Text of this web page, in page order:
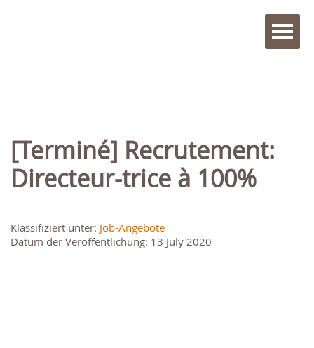
[Terminé] Recrutement:
Directeur-trice à 100%
Klassifiziert unter: Job-Angebote
Datum der Veröffentlichung: 13 July 2020